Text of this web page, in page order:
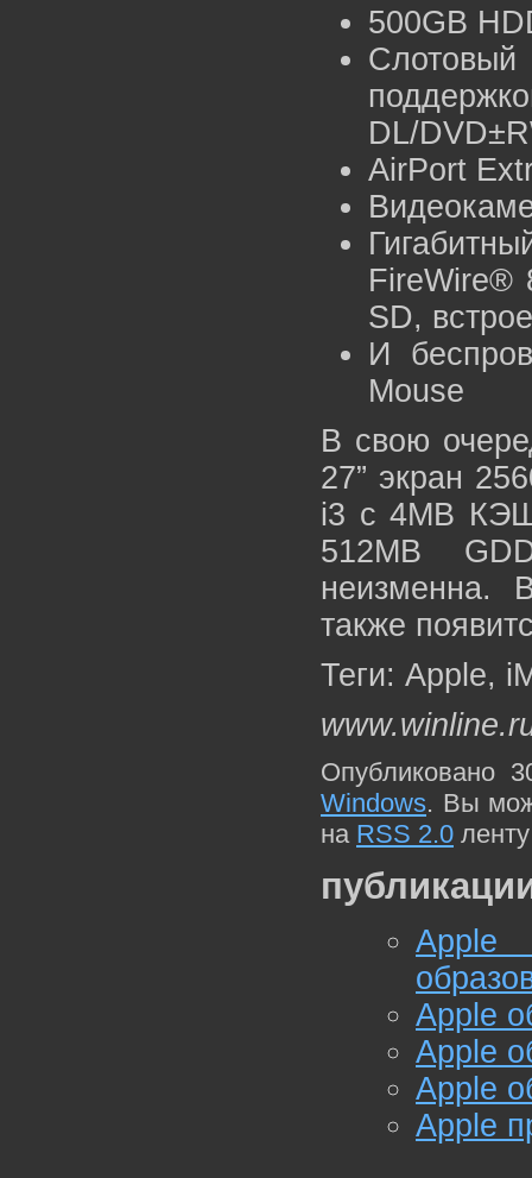
500GB
DL/
AirPort
FireWire®
SD,
И
Mouse
В свою
27” экран
i3 с 4MB
512MB
неизменна.
также
Теги: Apple,
Опубликовано
Windows. Вы
на RSS 2.0
Apple
Apple
Apple
Apple